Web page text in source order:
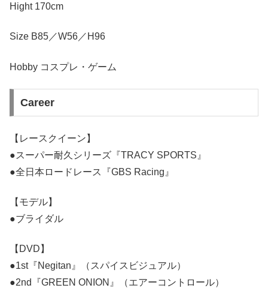
Hight 170cm
Size B85／W56／H96
Hobby コスプレ・ゲーム
Career
【レースクイーン】
●スーパー耐久シリーズ『TRACY SPORTS』
●全日本ロードレース『GBS Racing』
【モデル】
●ブライダル
【DVD】
●1st『Negitan』（スパイスビジュアル）
●2nd『GREEN ONION』（エアーコントロール）